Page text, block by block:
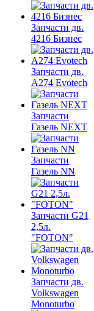
Запчасти дв.
4216 Бизнес
Запчасти дв.
A274 Evotech
Запчасти
Газель NEXT
Запчасти
Газель NN
Запчасти G21
2,5л.
"FOTON"
Запчасти дв.
Volkswagen
Monoturbo